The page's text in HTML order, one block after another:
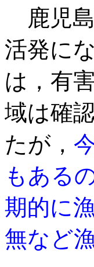
鹿児島
活発に
は，有
域は確
たが，
もある
期的に
無など